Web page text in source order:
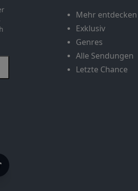
Mehr entdecken
Exklusiv
Genres
Alle Sendungen
Letzte Chance